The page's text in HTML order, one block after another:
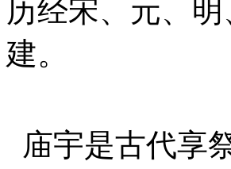
历经宋、元、
建。
庙宇是古代享